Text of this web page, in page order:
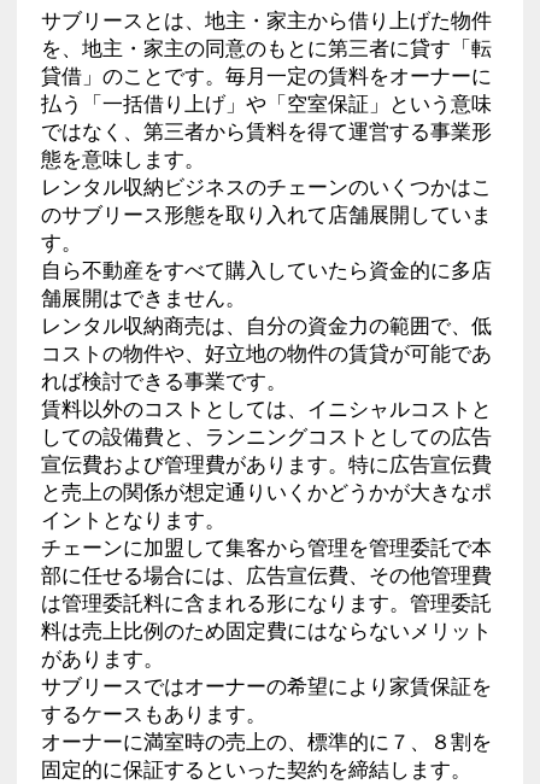
サブリースとは、地主・家主から借り上げた物件
を、地主・家主の同意のもとに第三者に貸す「転
貸借」のことです。毎月一定の賃料をオーナーに
払う「一括借り上げ」や「空室保証」という意味
ではなく、第三者から賃料を得て運営する事業形
態を意味します。
レンタル収納ビジネスのチェーンのいくつかはこ
のサブリース形態を取り入れて店舗展開していま
す。
自ら不動産をすべて購入していたら資金的に多店
舗展開はできません。
レンタル収納商売は、自分の資金力の範囲で、低
コストの物件や、好立地の物件の賃貸が可能であ
れば検討できる事業です。
賃料以外のコストとしては、イニシャルコストと
しての設備費と、ランニングコストとしての広告
宣伝費および管理費があります。特に広告宣伝費
と売上の関係が想定通りいくかどうかが大きなポ
イントとなります。
チェーンに加盟して集客から管理を管理委託で本
部に任せる場合には、広告宣伝費、その他管理費
は管理委託料に含まれる形になります。管理委託
料は売上比例のため固定費にはならないメリット
があります。
サブリースではオーナーの希望により家賃保証を
するケースもあります。
オーナーに満室時の売上の、標準的に７、８割を
固定的に保証するといった契約を締結します。